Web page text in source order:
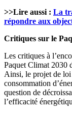
>>Lire aussi : La
répondre aux
Critiques sur le
Les critiques à
Paquet Climat 2030
Ainsi, le projet de
consommation
question de
l’efficacité